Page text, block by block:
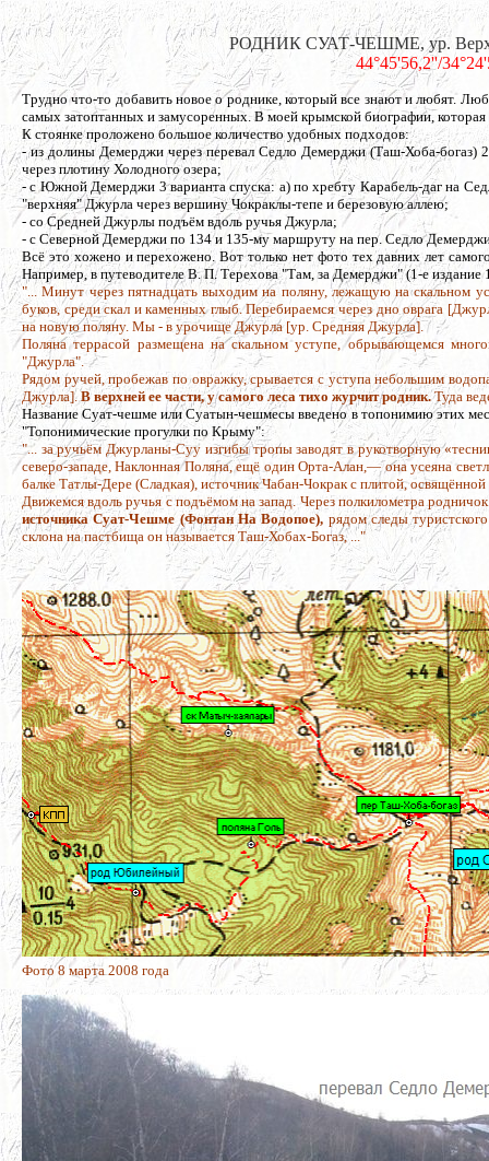
РОДНИК СУАТ-ЧЕШМЕ, ур.
44°45'56,2''/
Трудно что-то добавить новое о роднике, который все знают и любят.
самых затоптанных и замусоренных. В моей крымской биографии,
К стоянке проложено большое количество удобных подходов:
- из долины Демерджи через перевал Седло Демерджи (Таш-Хоба-богаз)
через плотину Холодного озера;
- с Южной Демерджи 3 варианта спуска: а) по хребту Карабель-даг на
"верхняя" Джурла через вершину Чокраклы-тепе и березовую аллею;
- со Средней Джурлы подъём вдоль ручья Джурла;
- с Северной Демерджи по 134 и 135-му маршруту на пер. Седло
Всё это хожено и перехожено. Вот только нет фото тех давних лет
Например, в путеводителе В. П. Терехова "Там, за Демерджи" (1-е издание
"... Минут через пятнадцать выходим на поляну, лежащую на
буков, среди скал и каменных глыб. Перебираемся через дно оврага
на новую поляну. Мы - в урочище Джурла [ур. Средняя Джурла].
Поляна террасой размещена на скальном уступе, обрывающемся
"Джурла".
Рядом ручей, пробежав по овражку, срывается с уступа небольшим
Джурла].В верхней ее части, у самого леса тихо журчит родник.Туда
Название Суат-чешме или Суатын-чешмесы введено в топонимию этих
"Топонимические прогулки по Крыму":
"... за ручьём Джурланы-Суу изгибы тропы заводят в рукотворную
северо-западе, Наклонная Поляна, ещё один Орта-Алан,— она усеяна
балке Татлы-Дере (Сладкая), источник Чабан-Чокрак с плитой,
Движемся вдоль ручья с подъёмом на запад. Через полкилометра
источника Суат-Чешме (Фонтан На Водопое), рядом следы
склона на пастбища он называется Таш-Хобах-Богаз, ..."
Фото 8 марта 2008 года